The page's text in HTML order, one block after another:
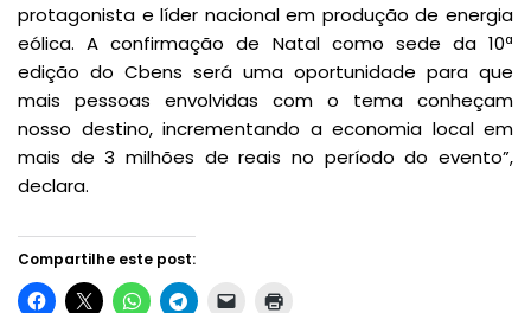
protagonista e líder nacional em produção de energia
eólica. A confirmação de Natal como sede da 10ª
edição do Cbens será uma oportunidade para que
mais pessoas envolvidas com o tema conheçam
nosso destino, incrementando a economia local em
mais de 3 milhões de reais no período do evento”,
declara.
Compartilhe este post: